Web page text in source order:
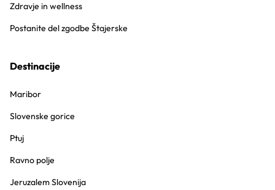
Zdravje in wellness
Postanite del zgodbe Štajerske
Destinacije
Maribor
Slovenske gorice
Ptuj
Ravno polje
Jeruzalem Slovenija